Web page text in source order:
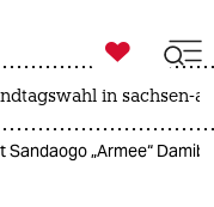

taz zahl ich
in sachsen-
„Armee“